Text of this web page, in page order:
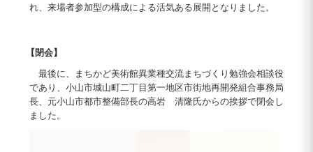
れ、来場者参加型の構成による活気ある展開となりました。
【閉会】
最後に、まちかど美術館異業種交流まちづくり勉強会相談役
であり、小山市城山町二丁目第一地区市街地再開発組合事務局
長、元小山市都市整備部長の高岩 清隆氏からの挨拶で閉会し
ました。